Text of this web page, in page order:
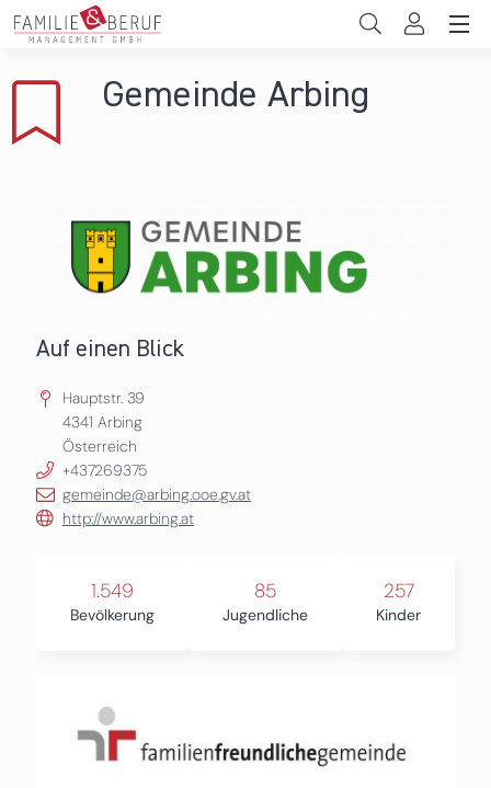
Direkt zum Inhalt
Gemeinden
Persönliche Vereinbarkeit
Das sind wir
Gemeinde Arbing
Auf einen Blick
Hauptstr. 39
4341 Arbing
Österreich
+437269375
gemeinde@arbing.ooe.gv.at
http://www.arbing.at
1.549
Bevölkerung
85
Jugendliche
257
Kinder